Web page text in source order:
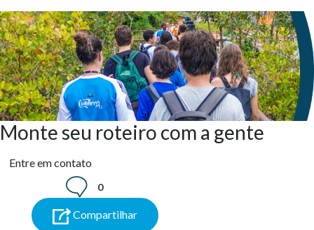
Monte seu roteiro com a gente
Entre em contato
0
Compartilhar